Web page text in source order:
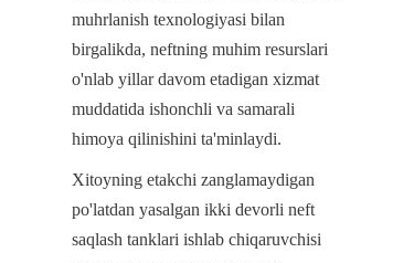
muhrlanish texnologiyasi bilan
birgalikda, neftning muhim resurslari
o'nlab yillar davom etadigan xizmat
muddatida ishonchli va samarali
himoya qilinishini ta'minlaydi.
Xitoyning etakchi zanglamaydigan
po'latdan yasalgan ikki devorli neft
saqlash tanklari ishlab chiqaruvchisi